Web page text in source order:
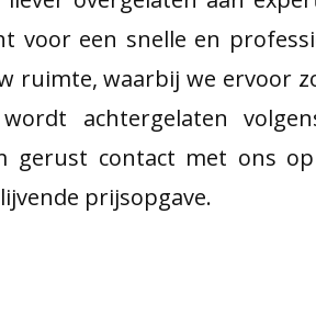
voor een snelle en
ruimte, waarbij we ervoor
achtergelaten
gerust contact met ons
prijsopgave.